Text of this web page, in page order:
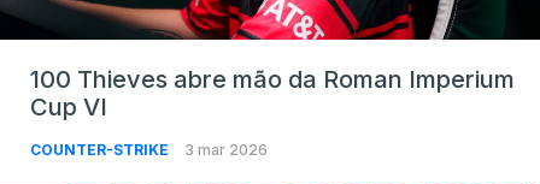
100 Thieves abre mão da Roman Imperium
Cup VI
COUNTER-STRIKE 3 mar 2026